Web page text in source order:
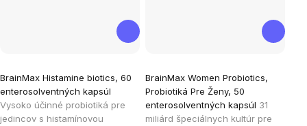
BrainMax Histamine biotics, 60
enterosolventných kapsúl
Vysoko účinné probiotiká pre
jedincov s histamínovou
hodnotenie
produktu
je
BrainMax Women Probiotics,
Probiotiká Pre Ženy, 50
enterosolventných kapsúl 31
miliárd špeciálnych kultúr pre
hodnotenie
produktu
je